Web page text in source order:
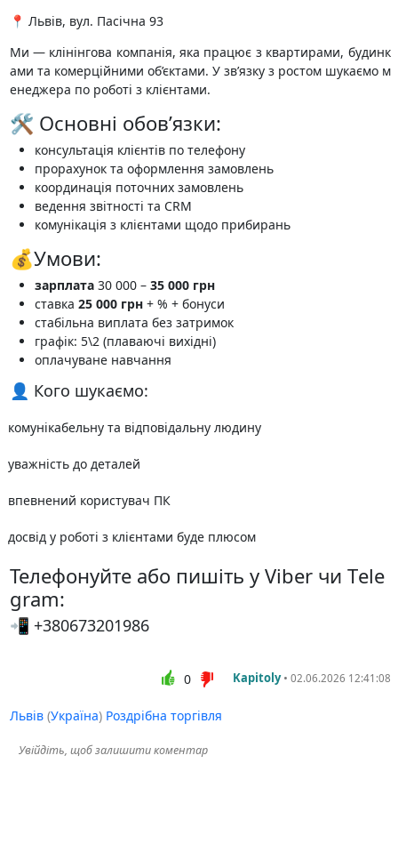
📍 Львів, вул. Пасічна 93
Ми — клінінгова компанія, яка працює з квартирами, будинк
ами та комерційними об’єктами. У зв’язку з ростом шукаємо м
енеджера по роботі з клієнтами.
🛠 Основні обов’язки:
консультація клієнтів по телефону
прорахунок та оформлення замовлень
координація поточних замовлень
ведення звітності та CRM
комунікація з клієнтами щодо прибирань
💰Умови:
зарплата30 000 – 35 000 грн
ставка 25 000 грн+ % + бонуси
стабільна виплата без затримок
графік: 5\2 (плаваючі вихідні)
оплачуване навчання
👤 Кого шукаємо:
комунікабельну та відповідальну людину
уважність до деталей
впевнений користувач ПК
досвід у роботі з клієнтами буде плюсом
Телефонуйте або пишіть у Viber чи Тele
gram:
📲 +380673201986
Kapitoly• 02.06.2026 12:41:08
0
Львів(Україна) Роздрібна торгівля
Увійдіть, щоб залишити коментар